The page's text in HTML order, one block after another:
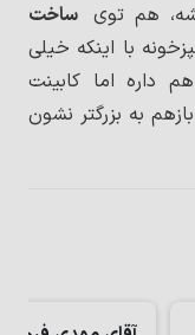
هم توی ساخت
با اینکه خیلی
اما کابینت
به بزرگتر نشون